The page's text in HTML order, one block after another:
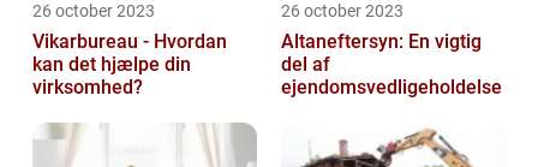
26 october 2023
Vikarbureau - Hvordan
kan det hjælpe din
virksomhed?
26 october 2023
Altaneftersyn: En vigtig
del af
ejendomsvedligeholdelse